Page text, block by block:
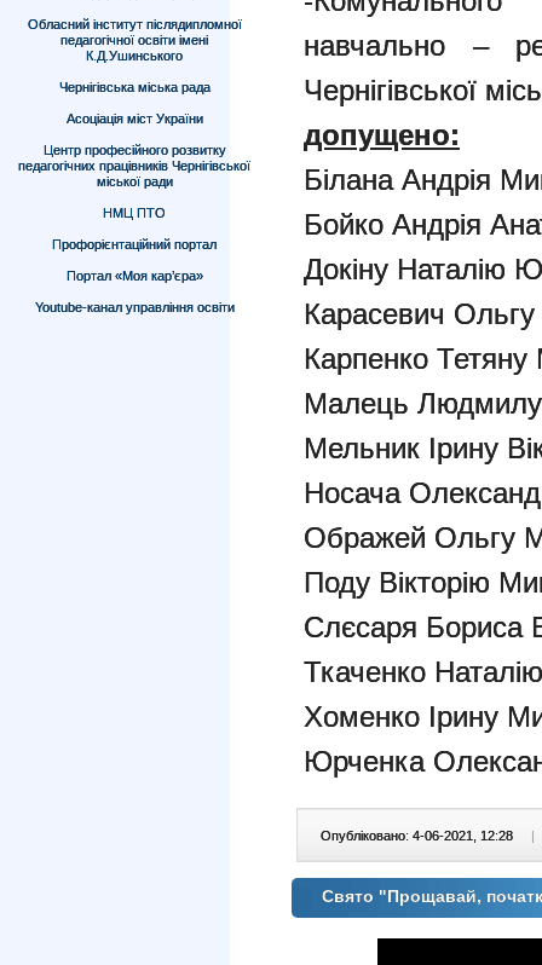
Обласний інститут післядипломної
педагогічної освіти імені
К.Д.Ушинського
Чернігівська міська рада
Асоціація міст України
Центр професійного розвитку
педагогічних працівників Чернігівської
міської ради
НМЦ ПТО
Профорієнтаційний портал
Портал «Моя кар’єра»
Youtube-канал управління освіти
навчально –
Чернігівської
допущено:
Білана Андрія
Бойко Андрія
Докіну Наталію
Карасевич Ольгу
Карпенко Тетяну
Малець Людмилу
Мельник Ірину
Носача
Ображей Ольгу
Поду Вікторію
Слєсаря Бориса
Ткаченко
Хоменко Ірину
Юрченка
Опубліковано: 4-06-2021, 12:28 |
Свято "Прощавай,